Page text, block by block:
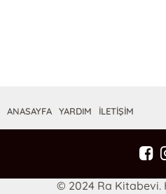
ANASAYFA YARDIM İLETİŞİM
© 2024 Ra Kitabevi.